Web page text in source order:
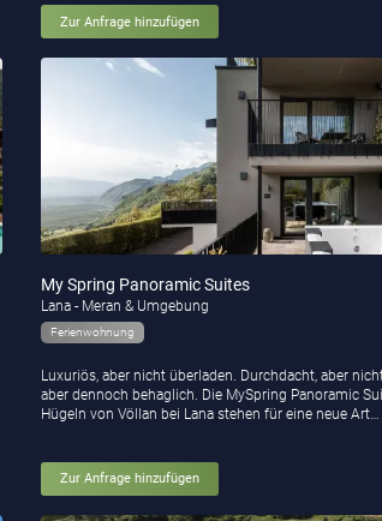
Zur Anfrage hinzufügen
My Spring Panoramic Suites
Lana - Meran & Umgebung
Ferienwohnung
Luxuriös, aber nicht überladen. Durchdacht, aber
aber dennoch behaglich. Die MySpring Panoramic
Hügeln von Völlan bei Lana stehen für eine neue Art…
Zur Anfrage hinzufügen